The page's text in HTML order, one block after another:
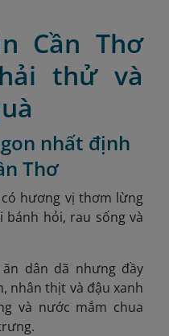
Cần Thơ
thử và
nhất định
Thơ
có hương vị thơm lừng
hỏi, rau sống và
dân dã nhưng đầy
nhân thịt và đậu xanh
và nước mắm chua